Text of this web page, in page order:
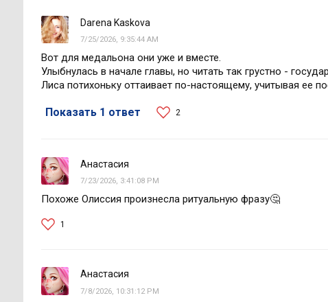
Darena Kaskova
7/25/2026, 9:35:44 AM
Вот для медальона они уже и вместе.
Улыбнулась в начале главы, но читать так грустно -
Лиса потихоньку оттаивает по-настоящему, учитывая ее
Показать 1 ответ 2
Анастасия
7/23/2026, 3:41:08 PM
Похоже Олиссия произнесла ритуальную фразу🤔
1
Анастасия
7/8/2026, 10:31:12 PM